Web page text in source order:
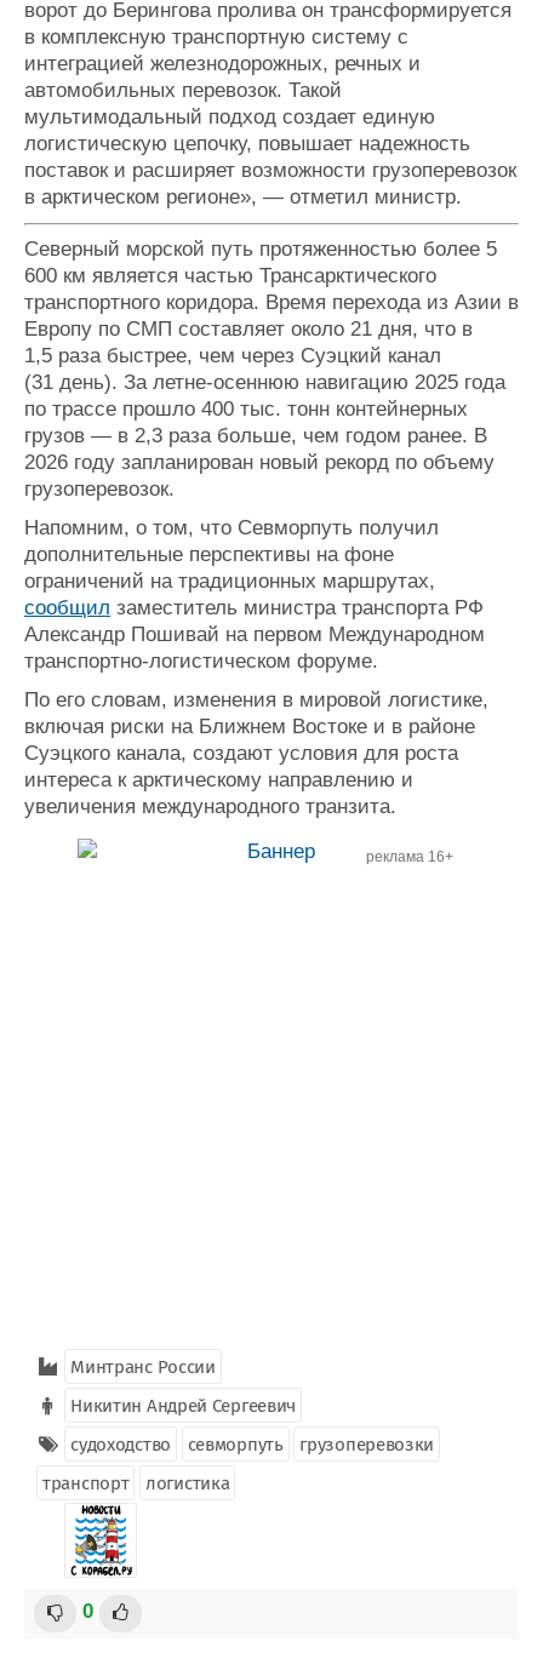
ворот до Берингова пролива он трансформируется
в комплексную транспортную систему с
интеграцией железнодорожных, речных и
автомобильных перевозок. Такой
мультимодальный подход создает единую
логистическую цепочку, повышает надежность
поставок и расширяет возможности грузоперевозок
в арктическом регионе», — отметил министр.
Северный морской путь протяженностью более 5
600 км является частью Трансарктического
транспортного коридора. Время перехода из Азии в
Европу по СМП составляет около 21 дня, что в
1,5 раза быстрее, чем через Суэцкий канал
(31 день). За летне-осеннюю навигацию 2025 года
по трассе прошло 400 тыс. тонн контейнерных
грузов — в 2,3 раза больше, чем годом ранее. В
2026 году запланирован новый рекорд по объему
грузоперевозок.
Напомним, о том, что Севморпуть получил
дополнительные перспективы на фоне
ограничений на традиционных маршрутах,
сообщил заместитель министра транспорта РФ
Александр Пошивай на первом Международном
транспортно-логистическом форуме.
По его словам, изменения в мировой логистике,
включая риски на Ближнем Востоке и в районе
Суэцкого канала, создают условия для роста
интереса к арктическому направлению и
увеличения международного транзита.
реклама 16+
Минтранс России
Никитин Андрей Сергеевич
судоходство
севморпуть
грузоперевозки
транспорт
логистика
0